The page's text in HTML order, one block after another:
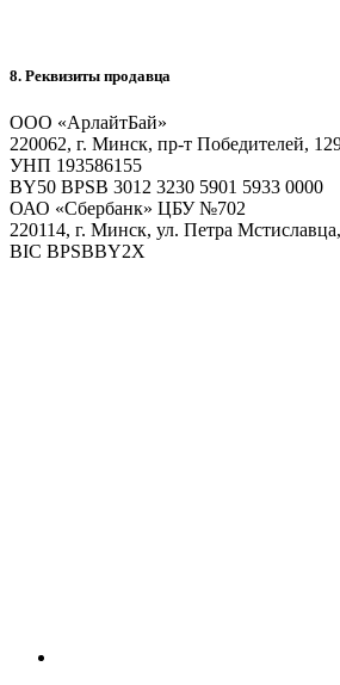
8. Реквизиты продавца
ООО «АрлайтБай»
220062, г. Минск, пр-т Победителей,
УНП 193586155
BY50 BPSB 3012 3230 5901 5933 0000
ОАО «Сбербанк» ЦБУ №702
220114, г. Минск, ул. Петра
BIC BPSBBY2X